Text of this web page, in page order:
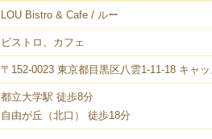
LOU Bistro & Cafe / ルー
ビストロ、カフェ
〒152-0023 東京都目黒区八雲1-11-18 キャ
都立大学駅 徒歩8分
自由が丘（北口） 徒歩18分